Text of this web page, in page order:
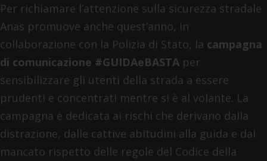
Per richiamare l’attenzione sulla sicurezza stradale
Anas promuove anche quest’anno, in
collaborazione con la Polizia di Stato, la campagna
di comunicazione #GUIDAeBASTA per
sensibilizzare gli utenti della strada a essere
prudenti e concentrati mentre si è al volante. La
campagna è dedicata ai rischi che derivano dalla
distrazione, dalle cattive abitudini alla guida e dal
mancato rispetto delle regole del Codice della